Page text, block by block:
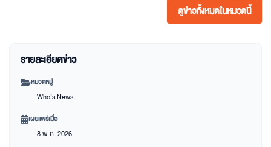
ดูข่าวทั้งหมดในหมวดนี้
รายละเอียดข่าว
หมวดหมู่
Who’s News
เผยแพร่เมื่อ
8 พ.ค. 2026